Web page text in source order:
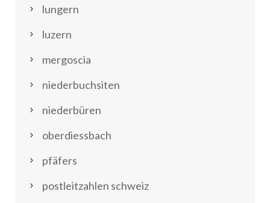
lungern
luzern
mergoscia
niederbuchsiten
niederbüren
oberdiessbach
pfäfers
postleitzahlen schweiz